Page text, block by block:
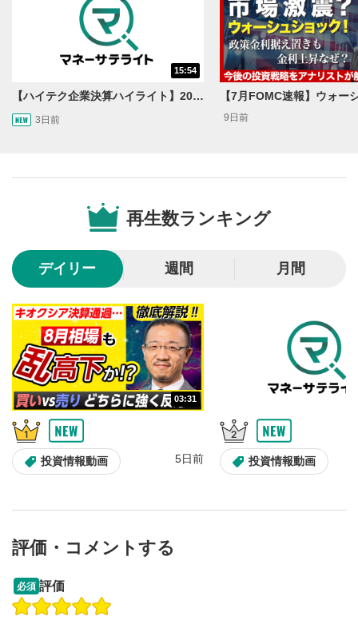
10秒戻し/10秒送り
10秒、動画を巻き戻し/早送りします。
再生位置を示しています。再生したい位置をクリック
するとその位置から動画が再生されます。
スライダーを上下すると音量が調整できます。
8
全画面表示
動画が全画面で表示されます。再度クリックすると元
のサイズに戻ります。
15:54
【ハイテク企業決算ハイライト】2027年分のメモリに売切れ報道!?＜米国マーケットダイジェスト8/5号＞
3日前 9日前
再生数ランキング
デイリー 週間 月間
03:31
投資情報動画 5日前 投資情報動画
操作説明動画
評価・コメントする
必須 評価